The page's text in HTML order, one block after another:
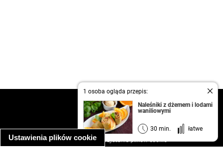
Ustawienia plików cookie
1 osoba ogląda przepis:
Naleśniki z dżemem i lodami
waniliowymi
30 min. łatwe
kontakt
regulamin
informacja o prywatności
informacja o wykorzystaniu plików cookie